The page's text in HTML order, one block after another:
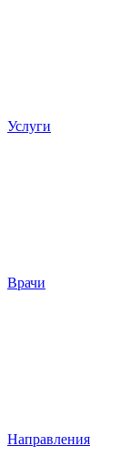
Услуги
Врачи
Направления